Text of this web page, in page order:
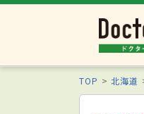
TOP 北海道